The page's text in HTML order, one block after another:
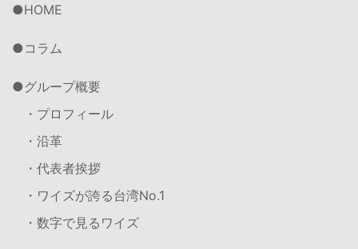
HOME
コラム
グループ概要
・プロフィール
・沿革
・代表者挨拶
・ワイズが誇る台湾No.1
・数字で見るワイズ